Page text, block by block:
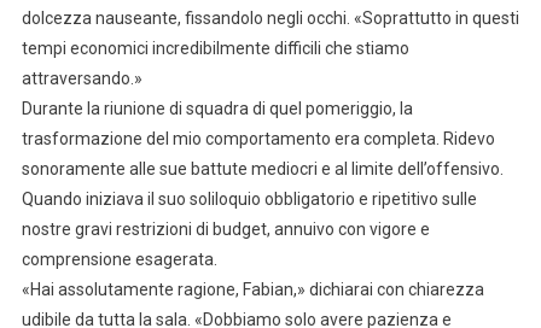
dolcezza nauseante, fissandolo negli occhi. «Soprattutto in questi
tempi economici incredibilmente difficili che stiamo
attraversando.»
Durante la riunione di squadra di quel pomeriggio, la
trasformazione del mio comportamento era completa. Ridevo
sonoramente alle sue battute mediocri e al limite dell’offensivo.
Quando iniziava il suo soliloquio obbligatorio e ripetitivo sulle
nostre gravi restrizioni di budget, annuivo con vigore e
comprensione esagerata.
«Hai assolutamente ragione, Fabian,» dichiarai con chiarezza
udibile da tutta la sala. «Dobbiamo solo avere pazienza e